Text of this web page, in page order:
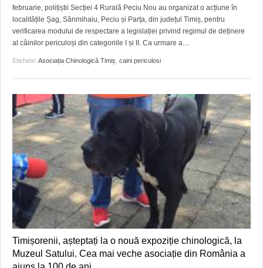
PRIMĂRIILE DIN TIMIŞ
SFATUL MEDICULUI
februarie, polițiștii Secției 4 Rurală Peciu Nou au organizat o acțiune în
localitățile Șag, Sânmihaiu, Peciu și Parța, din județul Timiș, pentru
verificarea modului de respectare a legislației privind regimul de deținere
al câinilor periculoși din categoriile I și II. Ca urmare a…
Etichete: Asociația Chinologică Timiș caini periculosi
Timișorenii, așteptați la o nouă expoziție chinologică, la
Muzeul Satului. Cea mai veche asociație din România a